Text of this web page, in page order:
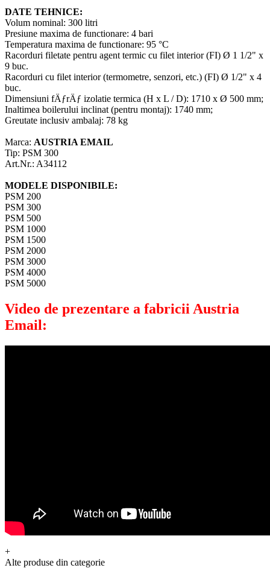
DATE TEHNICE:
Volum nominal: 300 litri
Presiune maxima de functionare: 4 bari
Temperatura maxima de functionare: 95 °C
Racorduri filetate pentru agent termic cu filet interior (FI) Ø 1 1/2" x
9 buc.
Racorduri cu filet interior (termometre, senzori, etc.) (FI) Ø 1/2" x 4
buc.
Dimensiuni fÄƒrÄƒ izolatie termica (H x L / D): 1710 x Ø 500 mm;
Inaltimea boilerului inclinat (pentru montaj): 1740 mm;
Greutate inclusiv ambalaj: 78 kg
Marca: AUSTRIA EMAIL
Tip: PSM 300
Art.Nr.: A34112
MODELE DISPONIBILE:
PSM 200
PSM 300
PSM 500
PSM 1000
PSM 1500
PSM 2000
PSM 3000
PSM 4000
PSM 5000
Video de prezentare a fabricii Austria
Email:
+
Alte produse din categorie